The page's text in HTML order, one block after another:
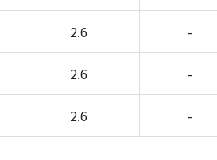
2.6 -
2.6 -
2.6 -